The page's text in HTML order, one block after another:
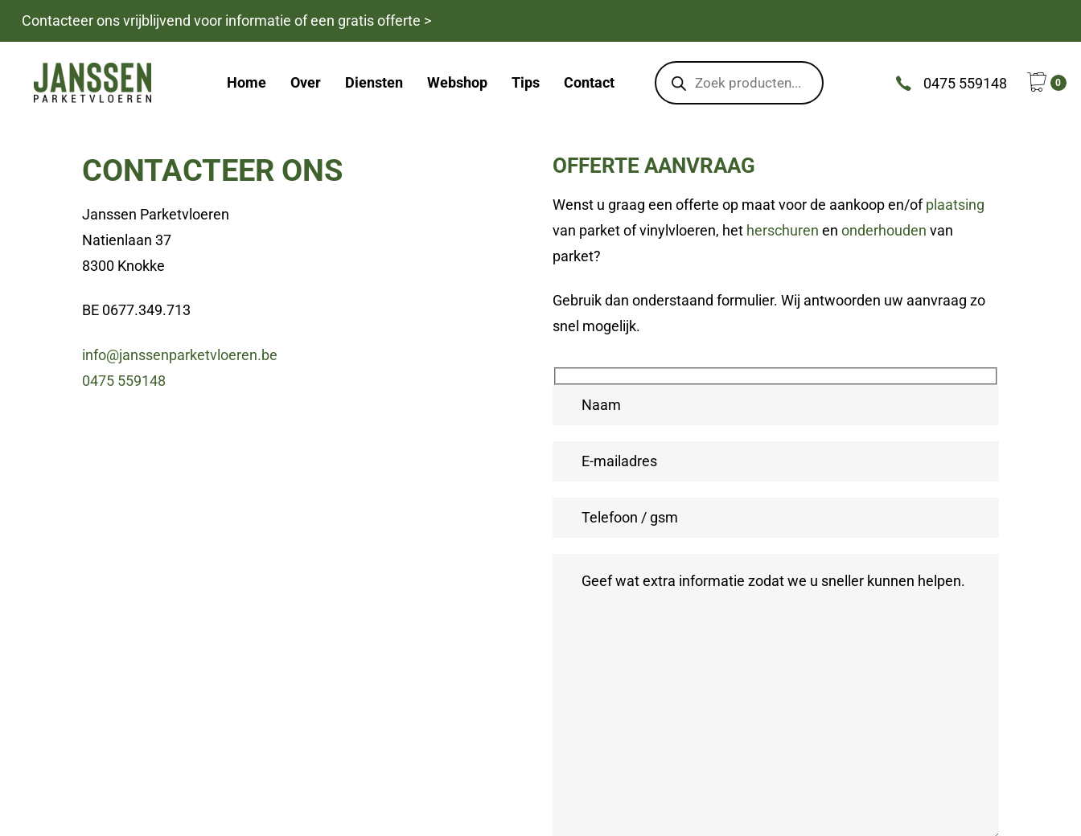
Skip
Skip
primary
navigation
Contacteer ons vrijblijvend voor informatie of een gratis offerte >
Home Over Diensten Webshop Tips Contact
Products
search
0475 559148 0
CONTACTEER ONS
Janssen Parketvloeren
Natienlaan 37
8300 Knokke
BE 0677.349.713
info@janssenparketvloeren.be
0475 559148
OFFERTE AANVRAAG
Wenst u graag een offerte op maat voor de aankoop en/ofplaatsing
van parket of vinylvloeren, het herschuren en onderhouden van
parket?
Gebruik dan onderstaand formulier. Wij antwoorden uw aanvraag zo
snel mogelijk.